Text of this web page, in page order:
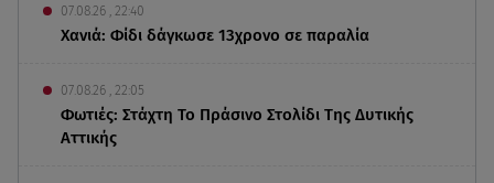
07.08.26 , 22:40
Χανιά: Φίδι δάγκωσε 13χρονο σε παραλία
07.08.26 , 22:05
Φωτιές: Στάχτη Το Πράσινο Στολίδι Της Δυτικής
Αττικής